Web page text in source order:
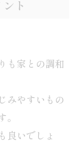
ト
も家との調和
みやすいもの
良いでしょ